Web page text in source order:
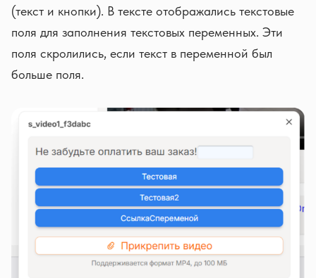
(текст и кнопки). В тексте отображались текстовые
поля для заполнения текстовых переменных. Эти
поля скролились, если текст в переменной был
больше поля.